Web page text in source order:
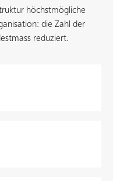
höchstmögliche
die Zahl der
reduziert.